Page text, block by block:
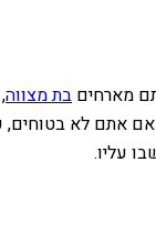
מארחים בת מצווה
אם אתם לא
עליו.